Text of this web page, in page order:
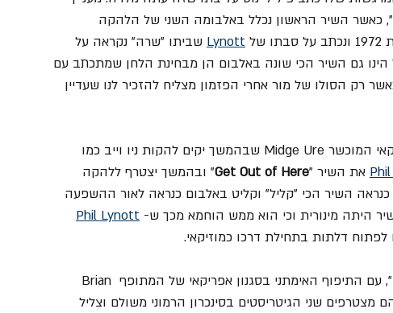
לציין שזה השיר השני של הלהקה שנקרא "Sara", כאשר השיר הראשון נכלל באלבומה השני של הלהקה
Lynott שביתו "שרה" נקראה על
הינו גם השיר הכי שונה באלבום הן מבחינת הלחן שמתכתב עם
רק הסולו של מור אחרי הפזמון מצליח להזכיר לנו שעדיין
עוד שיתוף פעולה מעניין באלבום הוא עם המוזיקאי המוכשר Midge Ure שבהמשך יקים להקות ניו וייב כמו
את השיר "Get Out of Here" ובהמשך יצטרף ללהקה
השיר הכי "קליל" וקליט באלבום כנראה לאור ההשפעה
Phil Lynott
דלתות בתחילת דרכו כמוזיקאי.
", עם התיפוף האימתני בסגנון אפריקאי של המתופף Brian
מצטרפים שני הגיטריסטים בסינכרון הרמוני משולם וצליל